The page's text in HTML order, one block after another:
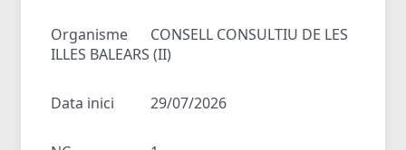
Organisme
CONSELL CONSULTIU DE LES
ILLES BALEARS (II)
Data inici 29/07/2026